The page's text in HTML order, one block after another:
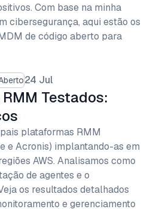
Com base na minha
cibersegurança, aqui estão os
de código aberto para
24 Jul
Testados:
plataformas RMM
e Acronis) implantando-as em
AWS. Analisamos como
de agentes e o
os resultados detalhados
e gerenciamento